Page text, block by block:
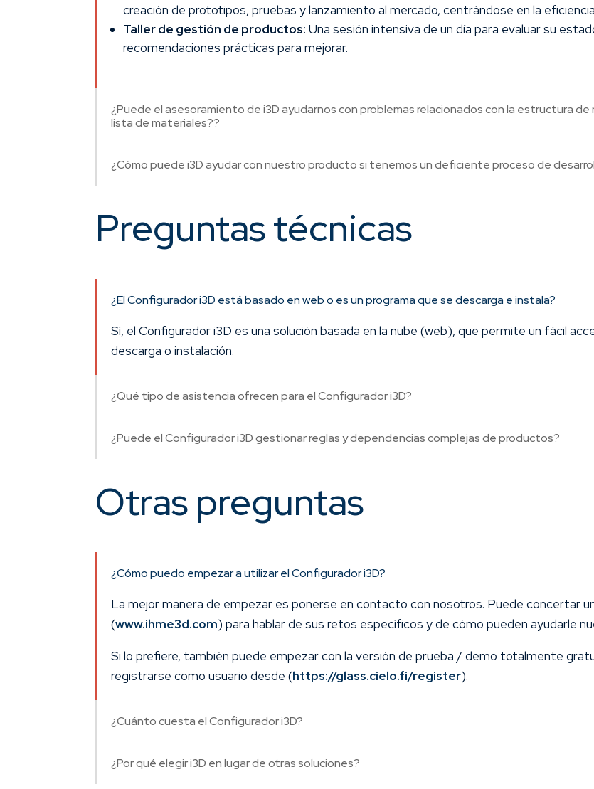
creación de prototipos, pruebas y lanzamiento al mercado, centrándose en la
Taller de gestión de productos: Una sesión intensiva de un día para evaluar su
recomendaciones prácticas para mejorar.
¿Puede el asesoramiento de i3D ayudarnos con problemas relacionados con la estructura
lista de materiales??
¿Cómo puede i3D ayudar con nuestro producto si tenemos un deficiente proceso de
Preguntas técnicas
¿El Configurador i3D está basado en web o es un programa que se descarga e instala?
Sí, el Configurador i3D es una solución basada en la nube (web), que permite un fácil
descarga o instalación.
¿Qué tipo de asistencia ofrecen para el Configurador i3D?
¿Puede el Configurador i3D gestionar reglas y dependencias complejas de productos?
Otras preguntas
¿Cómo puedo empezar a utilizar el Configurador i3D?
La mejor manera de empezar es ponerse en contacto con nosotros. Puede concertar
(www.ihme3d.com) para hablar de sus retos específicos y de cómo pueden ayudarle
Si lo prefiere, también puede empezar con la versión de prueba / demo totalmente
registrarse como usuario desde (https://glass.cielo.fi/register).
¿Cuánto cuesta el Configurador i3D?
¿Por qué elegir i3D en lugar de otras soluciones?